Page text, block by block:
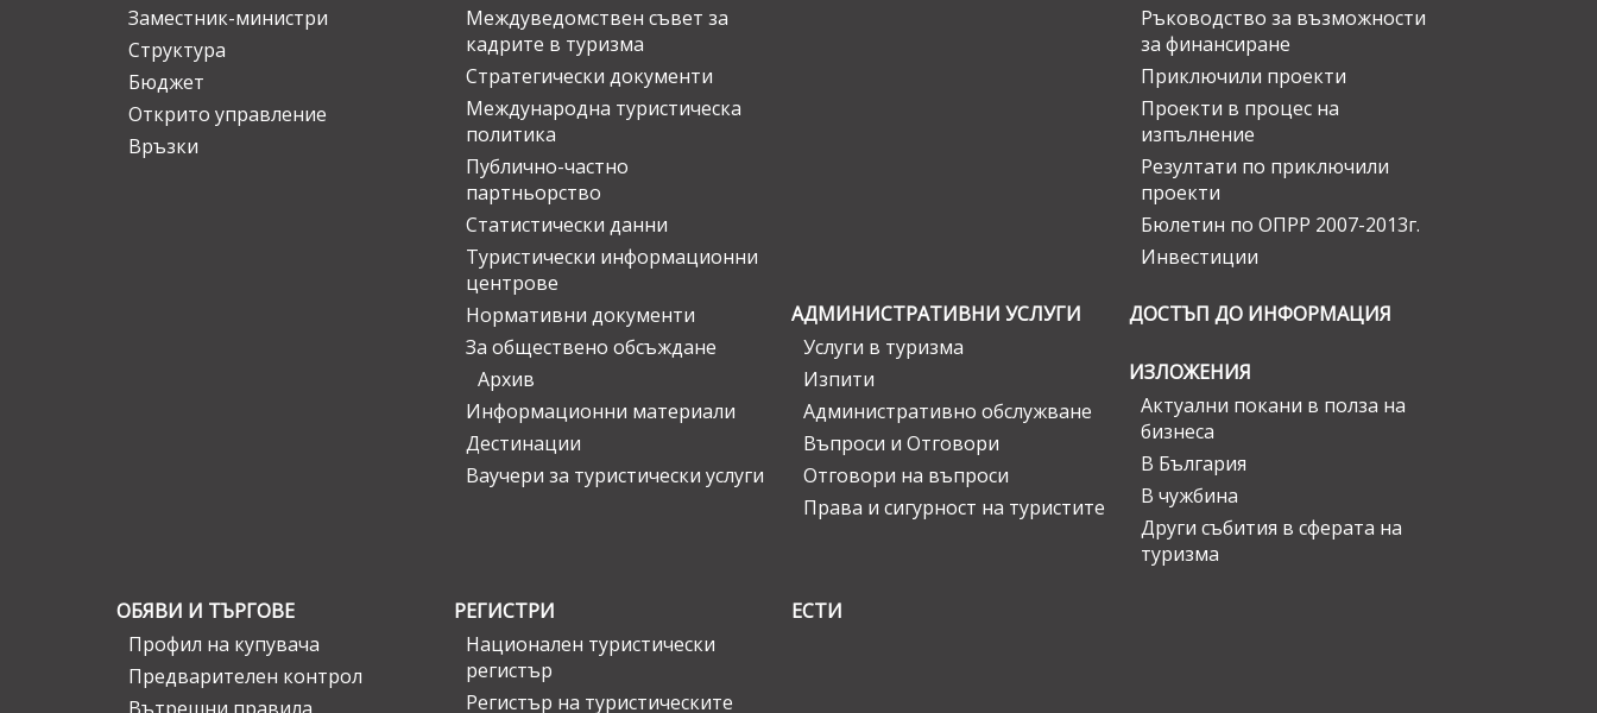
Заместник-министри
Структура
Бюджет
Открито управление
Връзки
Междуведомствен съвет за
кадрите в туризма
Стратегически документи
Международна туристическа
политика
Публично-частно
партньорство
Статистически данни
Туристически информационни
центрове
Нормативни документи
За обществено обсъждане
Архив
Информационни материали
Дестинации
Ваучери за туристически услуги
Ръководство за възможности
за финансиране
Приключили проекти
Проекти в процес на
изпълнение
Резултати по приключили
проекти
Бюлетин по ОПРР 2007-2013г.
Инвестиции
АДМИНИСТРАТИВНИ УСЛУГИ
Услуги в туризма
Изпити
Административно обслужване
Въпроси и Отговори
Отговори на въпроси
Права и сигурност на туристите
ДОСТЪП ДО ИНФОРМАЦИЯ
ИЗЛОЖЕНИЯ
Актуални покани в полза на
бизнеса
В България
В чужбина
Други събития в сферата на
туризма
ОБЯВИ И ТЪРГОВЕ
Профил на купувача
Предварителен контрол
РЕГИСТРИ
Национален туристически
регистър
Регистър на туристическите
ЕСТИ